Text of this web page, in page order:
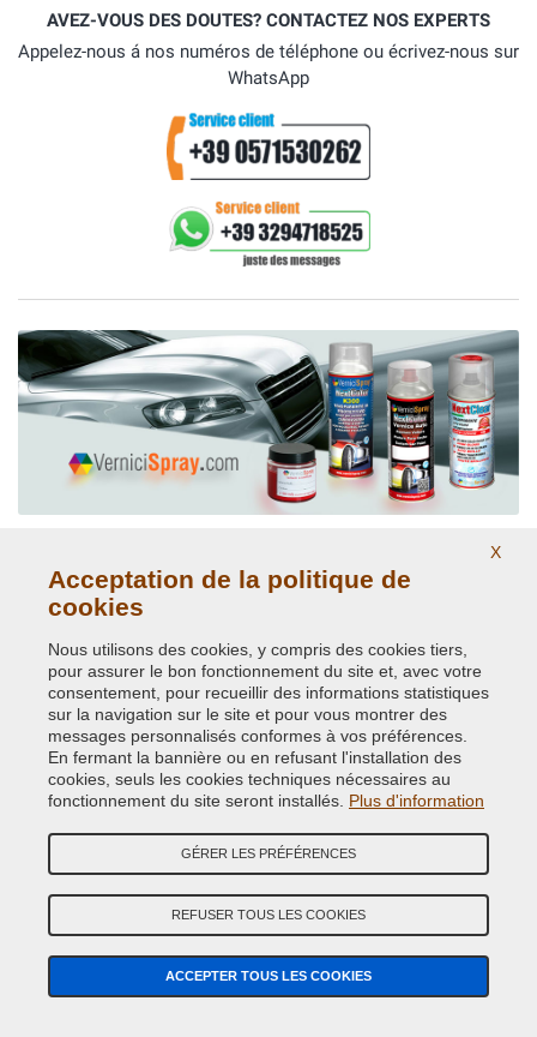
AVEZ-VOUS DES DOUTES? CONTACTEZ NOS EXPERTS
Appelez-nous á nos numéros de téléphone ou écrivez-nous sur
WhatsApp
Peintures Ral brillantes et opaques.
Peintures et pigments phosphorescents
X
Acceptation de la politique de
cookies
Nous utilisons des cookies, y compris des cookies tiers,
pour assurer le bon fonctionnement du site et, avec votre
consentement, pour recueillir des informations statistiques
sur la navigation sur le site et pour vous montrer des
messages personnalisés conformes à vos préférences.
En fermant la bannière ou en refusant l'installation des
cookies, seuls les cookies techniques nécessaires au
fonctionnement du site seront installés. Plus d'information
GÉRER LES PRÉFÉRENCES
REFUSER TOUS LES COOKIES
ACCEPTER TOUS LES COOKIES